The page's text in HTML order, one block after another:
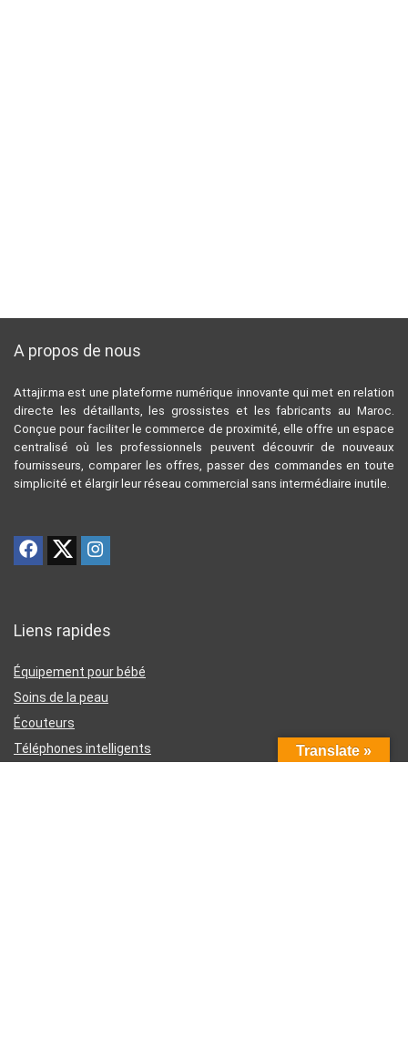
A propos de nous
Attajir.ma est une plateforme numérique innovante qui met en relation
directe les détaillants, les grossistes et les fabricants au Maroc.
Conçue pour faciliter le commerce de proximité, elle offre un espace
centralisé où les professionnels peuvent découvrir de nouveaux
fournisseurs, comparer les offres, passer des commandes en toute
simplicité et élargir leur réseau commercial sans intermédiaire inutile.
Liens rapides
Équipement pour bébé
Soins de la peau
Écouteurs
Téléphones intelligents
Translate »